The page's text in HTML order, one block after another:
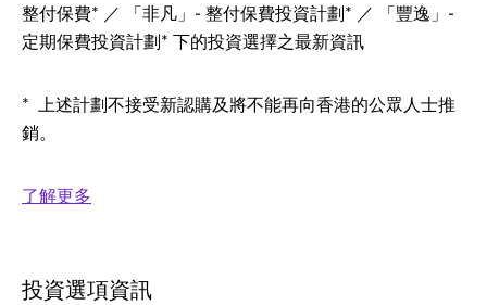
整付保費* ／ 「非凡」- 整付保費投資計劃* ／ 「豐逸」-
定期保費投資計劃* 下的投資選擇之最新資訊
* 上述計劃不接受新認購及將不能再向香港的公眾人士推
銷。
了解更多
投資選項資訊